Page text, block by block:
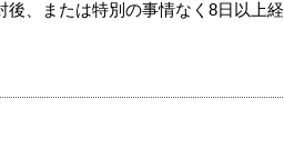
、または特別の事情なく8日以上経